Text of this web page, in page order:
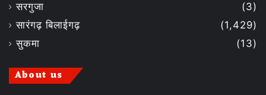
सरगुजा
(3)
सारंगढ़ बिलाईगढ़
(1,429)
सुकमा
(13)
About us